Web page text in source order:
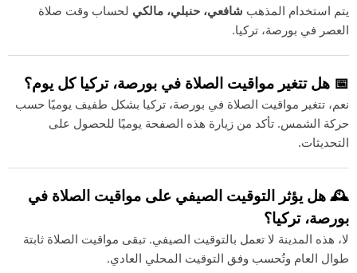
يتم استخدام المذهب شافعي، حنبلي، مالكي لحساب وقت صلاة
العصر في بورصة، تركيا.
📅 هل تتغير مواقيت الصلاة في بورصة، تركيا كل يوم؟
نعم، تتغير مواقيت الصلاة في بورصة، تركيا بشكل طفيف يوميًا حسب
حركة الشمس. تأكد من زيارة هذه الصفحة يوميًا للحصول على
التحديثات.
🕰️ هل يؤثر التوقيت الصيفي على مواقيت الصلاة في
بورصة، تركيا؟
لا، هذه المدينة لا تعمل بالتوقيت الصيفي. تبقى مواقيت الصلاة ثابتة
طوال العام وتُحسب وفق التوقيت المحلي العادي.